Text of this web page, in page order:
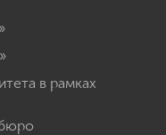
в рамках